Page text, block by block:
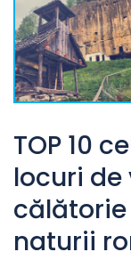
TOP 10
locuri de
naturii